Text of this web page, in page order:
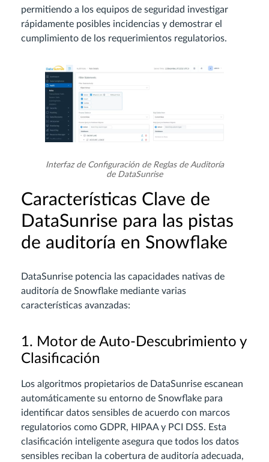
permitiendo a los equipos de seguridad investigar
rápidamente posibles incidencias y demostrar el
cumplimiento de los requerimientos regulatorios.
Interfaz de Configuración de Reglas de Auditoría
de DataSunrise
Características Clave de
DataSunrise para las pistas
de auditoría en Snowflake
DataSunrise potencia las capacidades nativas de
auditoría de Snowflake mediante varias
características avanzadas:
1. Motor de Auto-Descubrimiento y
Clasificación
Los algoritmos propietarios de DataSunrise escanean
automáticamente su entorno de Snowflake para
identificar datos sensibles de acuerdo con marcos
regulatorios como GDPR, HIPAA y PCI DSS. Esta
clasificación inteligente asegura que todos los datos
sensibles reciban la cobertura de auditoría adecuada,